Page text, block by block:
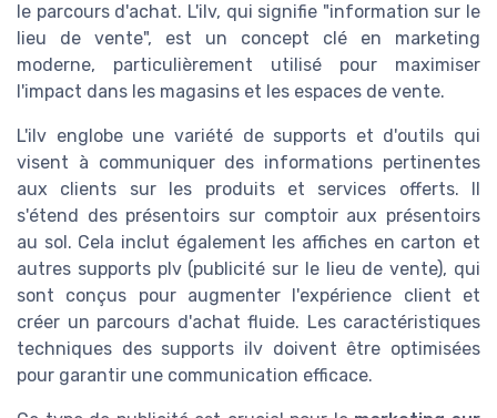
le parcours d'achat. L'ilv, qui signifie "information sur le
lieu de vente", est un concept clé en marketing
moderne, particulièrement utilisé pour maximiser
l'impact dans les magasins et les espaces de vente.
L'ilv englobe une variété de supports et d'outils qui
visent à communiquer des informations pertinentes
aux clients sur les produits et services offerts. Il
s'étend des présentoirs sur comptoir aux présentoirs
au sol. Cela inclut également les affiches en carton et
autres supports plv (publicité sur le lieu de vente), qui
sont conçus pour augmenter l'expérience client et
créer un parcours d'achat fluide. Les caractéristiques
techniques des supports ilv doivent être optimisées
pour garantir une communication efficace.